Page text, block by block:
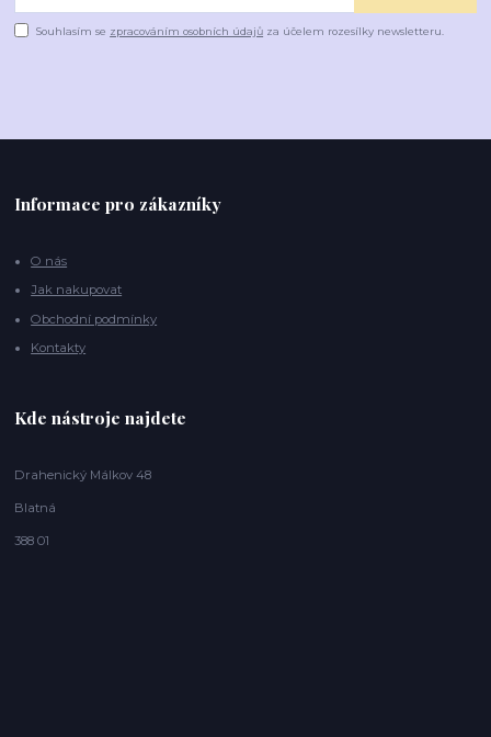
Souhlasím se zpracováním osobních údajů za účelem rozesílky newsletteru.
Informace pro zákazníky
O nás
Jak nakupovat
Obchodní podmínky
Kontakty
Kde nástroje najdete
Drahenický Málkov 48
Blatná
388 01